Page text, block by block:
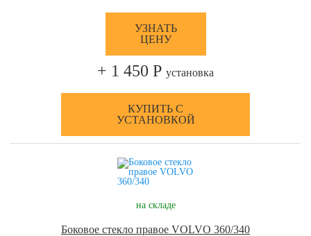
УЗНАТЬ
ЦЕНУ
+ 1 450 Р установка
КУПИТЬ С
УСТАНОВКОЙ
на складе
Боковое стекло правое VOLVO 360/340